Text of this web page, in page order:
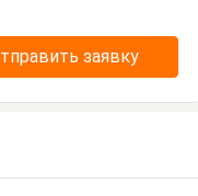
заявку